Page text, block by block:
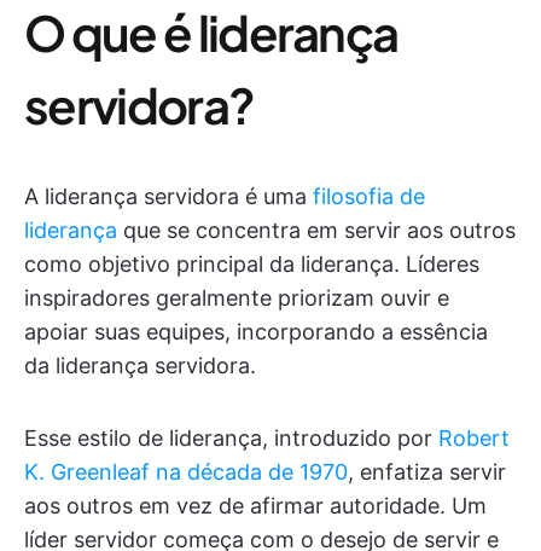
O que é liderança
servidora?
A liderança servidora é uma filosofia de
liderança que se concentra em servir aos outros
como objetivo principal da liderança. Líderes
inspiradores geralmente priorizam ouvir e
apoiar suas equipes, incorporando a essência
da liderança servidora.
Esse estilo de liderança, introduzido por Robert
K. Greenleaf na década de 1970, enfatiza servir
aos outros em vez de afirmar autoridade. Um
líder servidor começa com o desejo de servir e